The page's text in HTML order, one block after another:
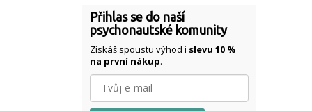
Přihlas se do naší
psychonautské komunity
Získáš spoustu výhod i slevu 10 %
na první nákup.